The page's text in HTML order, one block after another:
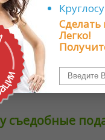
конфет
:
букеты
: свежие
наборы
:
и торты
: изысканные
Доставка еды:
подарок
съедобные
Сделать
Легко!